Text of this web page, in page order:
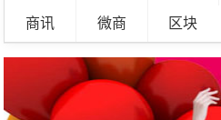
商讯 微商 区块